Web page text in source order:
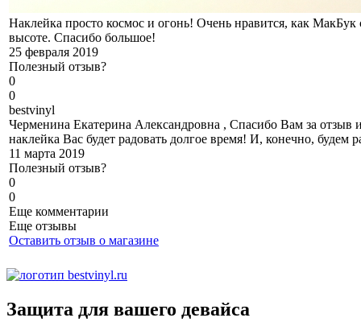
Наклейка просто космос и огонь! Очень нравится, как
высоте. Спасибо большое!
25 февраля 2019
Полезный отзыв?
0
0
bestvinyl
Черменина Екатерина Александровна , Спасибо Вам за
наклейка Вас будет радовать долгое время! И, конечно, будем
11 марта 2019
Полезный отзыв?
0
0
Еще комментарии
Еще отзывы
Оставить отзыв о магазине
Защита для вашего девайса